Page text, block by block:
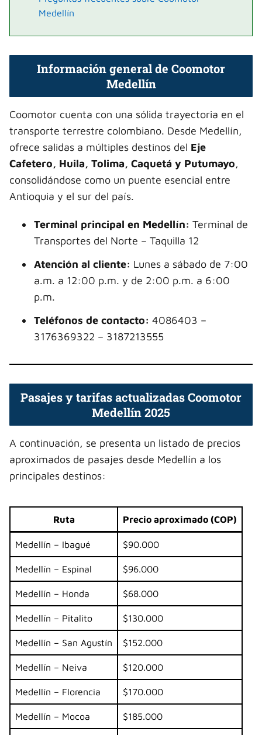
Medellín
Información general de Coomotor
Medellín
Coomotor cuenta con una sólida trayectoria en el
transporte terrestre colombiano. Desde Medellín,
ofrece salidas a múltiples destinos del Eje
Cafetero, Huila, Tolima, Caquetá y Putumayo,
consolidándose como un puente esencial entre
Antioquia y el sur del país.
Terminal principal en Medellín: Terminal de
Transportes del Norte – Taquilla 12
Atención al cliente: Lunes a sábado de 7:00
a.m. a 12:00 p.m. y de 2:00 p.m. a 6:00
p.m.
Teléfonos de contacto: 4086403 –
3176369322 – 3187213555
Pasajes y tarifas actualizadas Coomotor
Medellín 2025
A continuación, se presenta un listado de precios
aproximados de pasajes desde Medellín a los
principales destinos:
Ruta Precio aproximado (COP)
Medellín – Ibagué $90.000
Medellín – Espinal $96.000
Medellín – Honda $68.000
Medellín – Pitalito $130.000
Medellín – San Agustín $152.000
Medellín – Neiva $120.000
Medellín – Florencia $170.000
Medellín – Mocoa $185.000